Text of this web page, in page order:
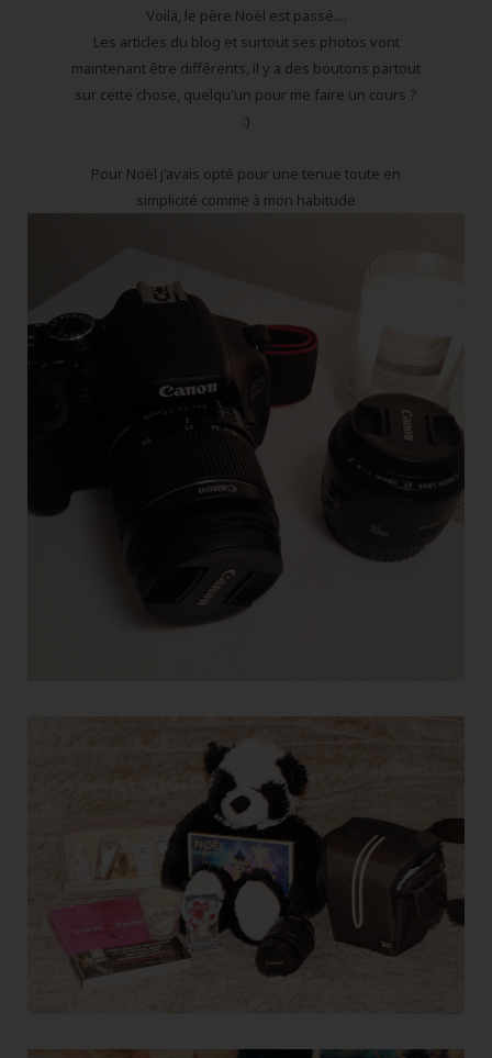
Voilà, le père Noël est passé....
Les articles du blog et surtout ses photos vont
maintenant être différents, il y a des boutons partout
sur cette chose, quelqu'un pour me faire un cours ?
:)
Pour Noël j'avais opté pour une tenue toute en
simplicité comme à mon habitude